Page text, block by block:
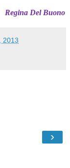
Regina Del Buono
2013
›